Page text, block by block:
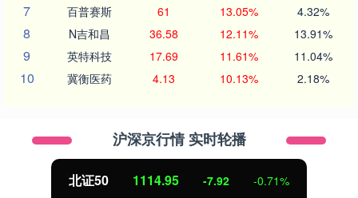
7 百普赛斯 61 13.05% 4.32%
8 N吉和昌 36.58 12.11% 13.91%
9 英特科技 17.69 11.61% 11.04%
10 冀衡医药 4.13 10.13% 2.18%
沪深京行情 实时轮播
北证50 1114.98 -7.89 -0.70%